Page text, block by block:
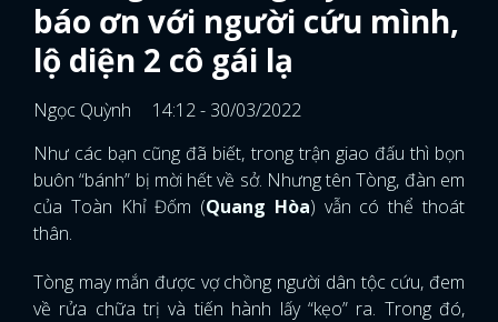
báo ơn với người cứu mình,
lộ diện 2 cô gái lạ
Ngọc Quỳnh
14:12 - 30/03/2022
Như các bạn cũng đã biết, trong trận giao đấu thì bọn
buôn “bánh” bị mời hết về sở. Nhưng tên Tòng, đàn em
của Toàn Khỉ Đốm (Quang Hòa) vẫn có thể thoát
thân.
Tòng may mắn được vợ chồng người dân tộc cứu, đem
về rửa chữa trị và tiến hành lấy “kẹo” ra. Trong đó,